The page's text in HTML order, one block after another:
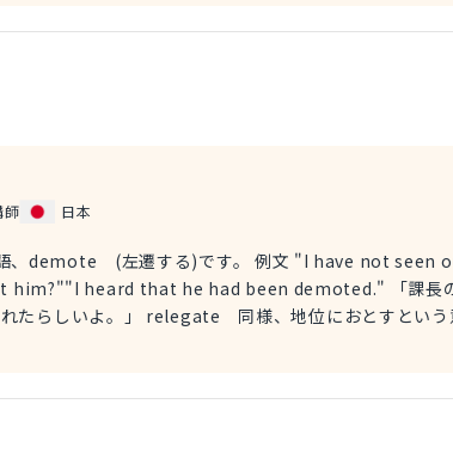
師
日本
す。 例文 "I have not seen our manager lately.
heard that he had been demoted." 「課長の
とすという意味です。 例文 I heard
and relocated to one of our other branches.
kicked him down the ladder. 会社は